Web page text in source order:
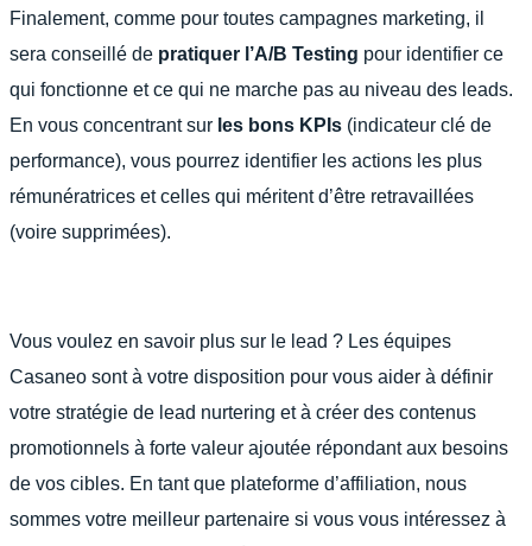
Finalement, comme pour toutes campagnes marketing, il
sera conseillé de pratiquer l’A/B Testing pour identifier ce
qui fonctionne et ce qui ne marche pas au niveau des leads.
En vous concentrant sur les bons KPIs (indicateur clé de
performance), vous pourrez identifier les actions les plus
rémunératrices et celles qui méritent d’être retravaillées
(voire supprimées).
Vous voulez en savoir plus sur le lead ? Les équipes
Casaneo sont à votre disposition pour vous aider à définir
votre stratégie de lead nurtering et à créer des contenus
promotionnels à forte valeur ajoutée répondant aux besoins
de vos cibles. En tant que plateforme d’affiliation, nous
sommes votre meilleur partenaire si vous vous intéressez à